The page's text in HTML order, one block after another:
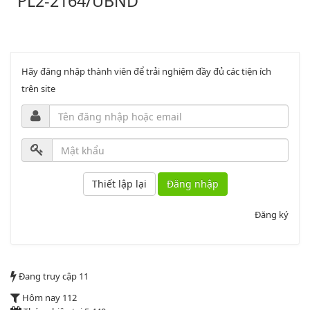
PL3-2164/UBND
Phụ lục 3 - Kèm theo quyết định số 2164
Lượt xem:2010 | lượt tải:1159
52/2019/QH14
Luật sửa đổi, bổ sung một số điều của luật cán bộ, công chức. luật
Quyết định phê duyệt danh mục vị trí việc làm
Hãy đăng nhập thành viên để trải nghiệm đầy đủ các tiện ích
trên site
Đăng nhập
Đăng ký
Đang truy cập 11
Hôm nay 112